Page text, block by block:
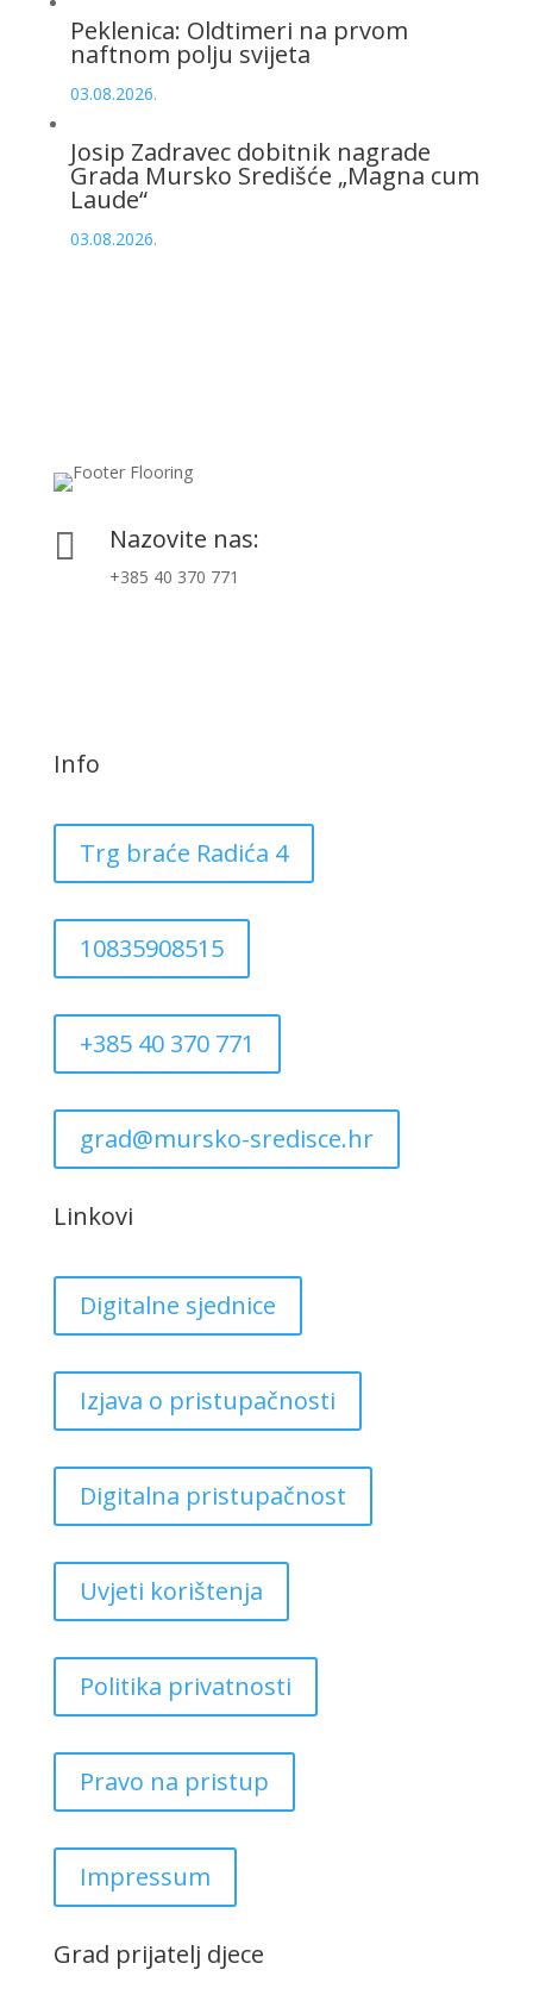
Peklenica: Oldtimeri na prvom
naftnom polju svijeta
03.08.2026.
Josip Zadravec dobitnik nagrade
Grada Mursko Središće „Magna cum
Laude“
03.08.2026.
 Nazovite nas:
+385 40 370 771
Info
Trg braće Radića 4
10835908515
+385 40 370 771
grad@mursko-sredisce.hr
Linkovi
Digitalne sjednice
Izjava o pristupačnosti
Digitalna pristupačnost
Uvjeti korištenja
Politika privatnosti
Pravo na pristup
Impressum
Grad prijatelj djece